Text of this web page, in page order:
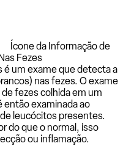
Ícone da Informação de
Fezes
é um exame que detecta a
nas fezes. O exame
fezes colhida em um
então examinada ao
leucócitos presentes.
do que o normal, isso
ou inflamação.